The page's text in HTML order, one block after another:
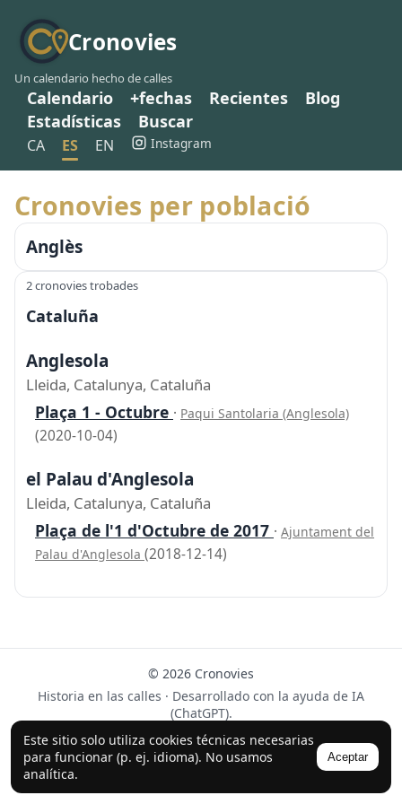
Cronovies
Un calendario hecho de calles
Calendario +fechas Recientes
Blog
Estadísticas
Buscar
CA ES EN Instagram
Este sitio solo utiliza cookies técnicas necesarias
para funcionar (p. ej. idioma). No usamos
analítica.
Aceptar
Cronovies per població
Anglès
2 cronovies trobades
Cataluña
Anglesola
Lleida, Catalunya, Cataluña
Plaça 1 - Octubre · Paqui Santolaria (Anglesola)
(2020-10-04)
el Palau d'Anglesola
Lleida, Catalunya, Cataluña
Plaça de l'1 d'Octubre de 2017 · Ajuntament del
Palau d'Anglesola (2018-12-14)
© 2026 Cronovies
Historia en las calles · Desarrollado con la ayuda de IA
(ChatGPT).
Síguenos en Instagram